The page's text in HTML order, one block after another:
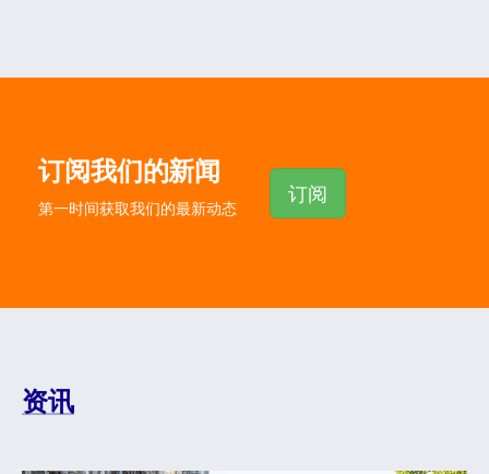
订阅我们的新闻
第一时间获取我们的最新动态
订阅
资讯